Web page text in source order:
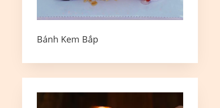
Bánh Kem Bắp